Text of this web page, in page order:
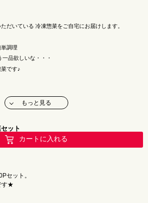
だいている 冷凍惣菜をご自宅にお届けします。
調理
品欲しいな・・・
です♪
もっと見る
ット
カートに入れる
セット。
す★